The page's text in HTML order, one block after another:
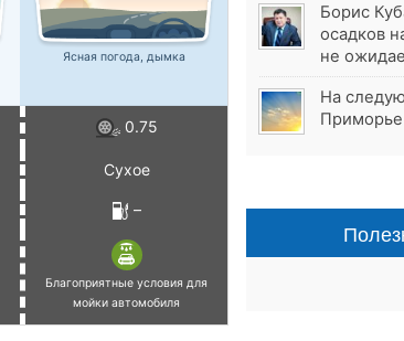
Ясная погода, дымка
0.75
Сухое
–
Благоприятные условия для
мойки автомобиля
Борис
осадков
не
На